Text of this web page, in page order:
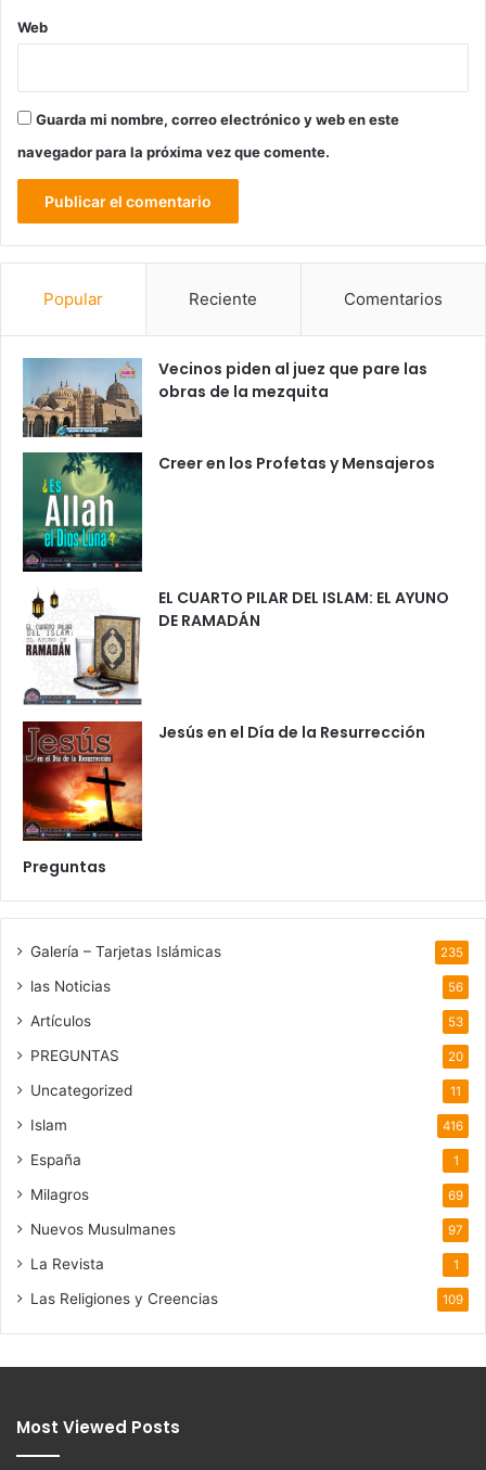
Web
Guarda mi nombre, correo electrónico y web en este
navegador para la próxima vez que comente.
Popular Reciente Comentarios
Vecinos piden al juez que pare las
obras de la mezquita
Creer en los Profetas y Mensajeros
EL CUARTO PILAR DEL ISLAM: EL AYUNO
DE RAMADÁN
Jesús en el Día de la Resurrección
Preguntas
Galería – Tarjetas Islámicas 235
las Noticias 56
Artículos 53
PREGUNTAS 20
Uncategorized 11
Islam 416
España 1
Milagros 69
Nuevos Musulmanes 97
La Revista 1
Las Religiones y Creencias 109
Most Viewed Posts